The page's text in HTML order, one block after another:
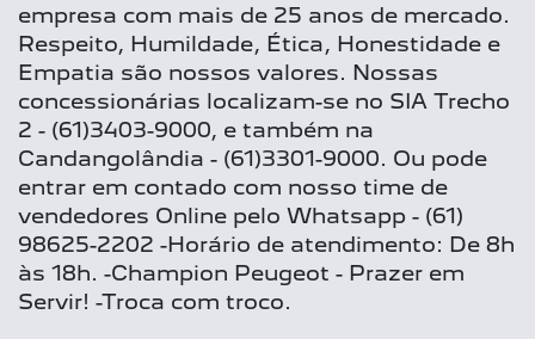
empresa com mais de 25 anos de mercado.
Respeito, Humildade, Ética, Honestidade e
Empatia são nossos valores. Nossas
concessionárias localizam-se no SIA Trecho
2 - (61)3403-9000, e também na
Candangolândia - (61)3301-9000. Ou pode
entrar em contado com nosso time de
vendedores Online pelo Whatsapp - (61)
98625-2202 -Horário de atendimento: De 8h
às 18h. -Champion Peugeot - Prazer em
Servir! -Troca com troco.